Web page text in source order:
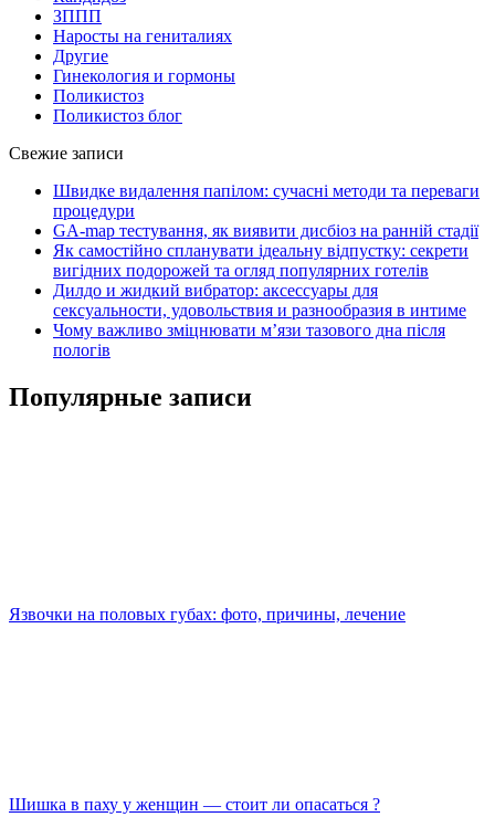
ЗППП
Наросты на гениталиях
Другие
Гинекология и гормоны
Поликистоз
Поликистоз блог
Свежие записи
Швидке видалення папілом: сучасні методи та переваги
процедури
GA-map тестування, як виявити дисбіоз на ранній стадії
Як самостійно спланувати ідеальну відпустку: секрети
вигідних подорожей та огляд популярних готелів
Дилдо и жидкий вибратор: аксессуары для
сексуальности, удовольствия и разнообразия в интиме
Чому важливо зміцнювати м’язи тазового дна після
пологів
Популярные записи
Язвочки на половых губах: фото, причины, лечение
Шишка в паху у женщин — стоит ли опасаться ?